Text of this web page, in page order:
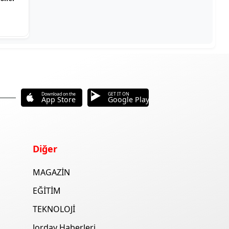
Download on the
App Store
GET IT ON
Google Play
Diğer
MAGAZİN
EĞİTİM
TEKNOLOJİ